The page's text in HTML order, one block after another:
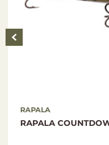
RAPALA
RAPALA